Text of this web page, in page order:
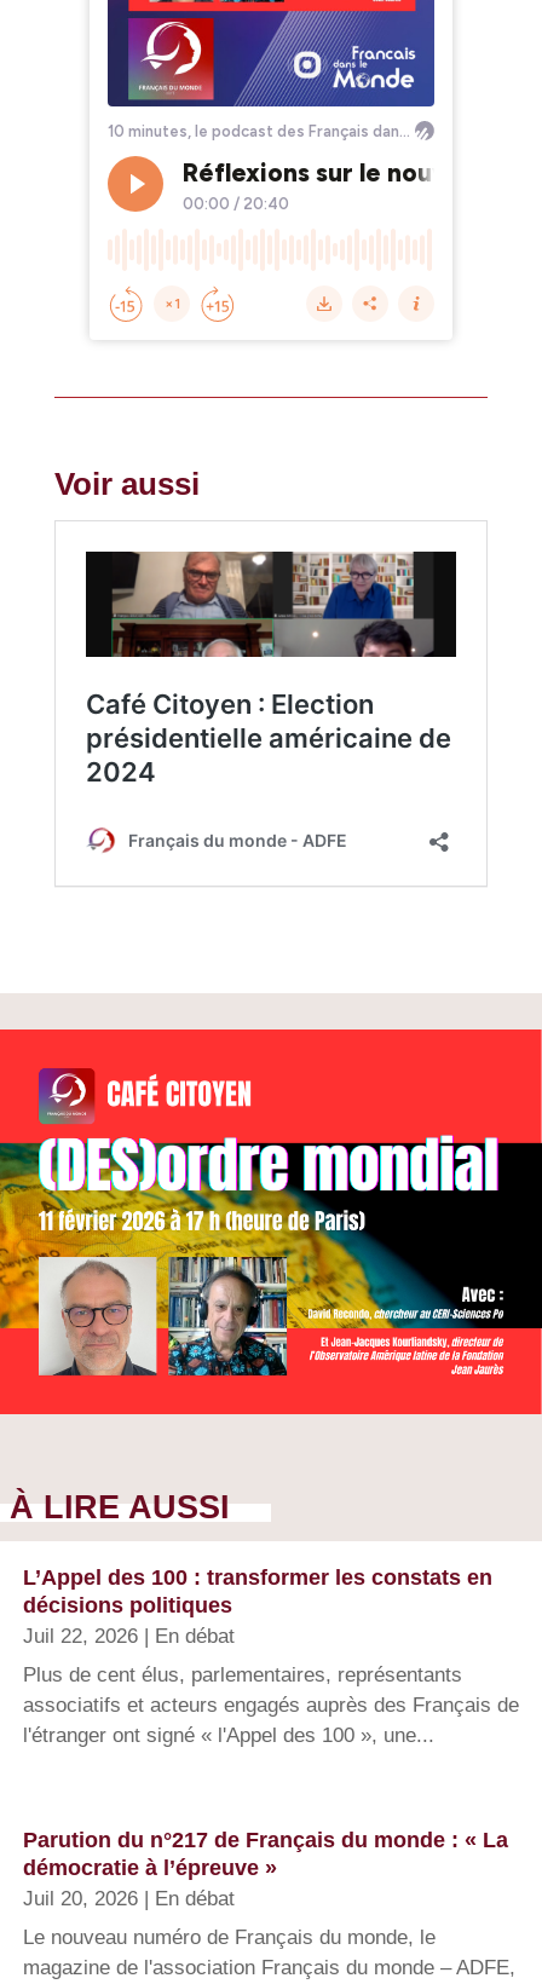
Voir aussi
À LIRE AUSSI
L’Appel des 100 : transformer les constats en
décisions politiques
Juil 22, 2026 | En débat
Plus de cent élus, parlementaires, représentants
associatifs et acteurs engagés auprès des Français de
l'étranger ont signé « l'Appel des 100 », une...
Parution du n°217 de Français du monde : « La
démocratie à l’épreuve »
Juil 20, 2026 | En débat
Le nouveau numéro de Français du monde, le
magazine de l'association Français du monde – ADFE,